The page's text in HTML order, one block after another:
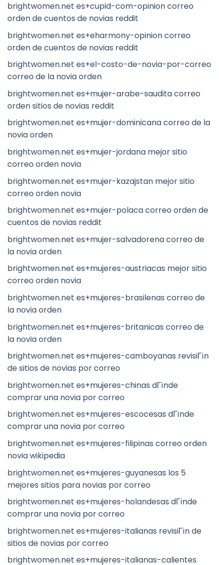
brightwomen.net es+cupid-com-opinion correo
orden de cuentos de novias reddit
brightwomen.net es+eharmony-opinion correo
orden de cuentos de novias reddit
brightwomen.net es+el-costo-de-novia-por-correo
correo de la novia orden
brightwomen.net es+mujer-arabe-saudita correo
orden sitios de novias reddit
brightwomen.net es+mujer-dominicana correo de la
novia orden
brightwomen.net es+mujer-jordana mejor sitio
correo orden novia
brightwomen.net es+mujer-kazajstan mejor sitio
correo orden novia
brightwomen.net es+mujer-polaca correo orden de
cuentos de novias reddit
brightwomen.net es+mujer-salvadorena correo de
la novia orden
brightwomen.net es+mujeres-austriacas mejor sitio
correo orden novia
brightwomen.net es+mujeres-brasilenas correo de
la novia orden
brightwomen.net es+mujeres-britanicas correo de
la novia orden
brightwomen.net es+mujeres-camboyanas revisiГіn
de sitios de novias por correo
brightwomen.net es+mujeres-chinas dГіnde
comprar una novia por correo
brightwomen.net es+mujeres-escocesas dГіnde
comprar una novia por correo
brightwomen.net es+mujeres-filipinas correo orden
novia wikipedia
brightwomen.net es+mujeres-guyanesas los 5
mejores sitios para novias por correo
brightwomen.net es+mujeres-holandesas dГіnde
comprar una novia por correo
brightwomen.net es+mujeres-italianas revisiГіn de
sitios de novias por correo
brightwomen.net es+mujeres-italianas-calientes